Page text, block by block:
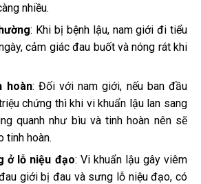
nhiều.
: Khi bị bệnh lậu, nam giới đi tiểu
cảm giác đau buốt và nóng rát khi
hoàn: Đối với nam giới, nếu ban đầu
chứng thì khi vi khuẩn lậu lan sang
quanh như bìu và tinh hoàn nên sẽ
tinh hoàn.
ở lỗ niệu đạo: Vi khuẩn lậu gây viêm
giới bị đau và sưng lỗ niệu đạo, có